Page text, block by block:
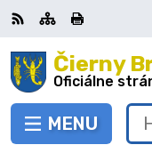
Preskočiť
na
obsah Čierny
Oficiálne
PREPNÚŤ
MENU
RSS MapaTlačiť